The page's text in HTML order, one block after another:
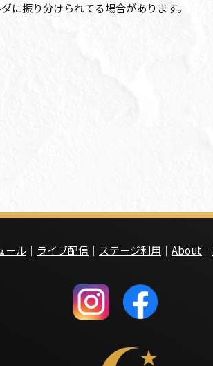
振り分けられてる場合があります。
ール ｜ ライブ配信 ｜ ステージ利用 ｜ About ｜